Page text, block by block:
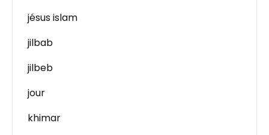
jésus islam
jilbab
jilbeb
jour
khimar